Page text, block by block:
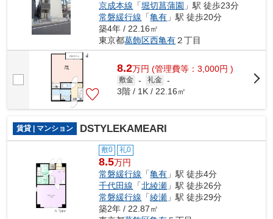
京成本線 「堀切菖蒲園 」駅 徒歩23分
常磐緩行線 「亀有 」駅 徒歩20分
築4年 / 22.16㎡
東京都葛飾区西亀有２丁目
8.2万円 (管理費等：3,000円 )
敷金 - 礼金 -
3階 / 1K / 22.16㎡
賃貸 | マンション DSTYLEKAMEARI
敷0 礼0
8.5万円
常磐緩行線 「亀有 」駅 徒歩4分
千代田線 「北綾瀬 」駅 徒歩26分
常磐緩行線 「綾瀬 」駅 徒歩29分
築2年 / 22.87㎡